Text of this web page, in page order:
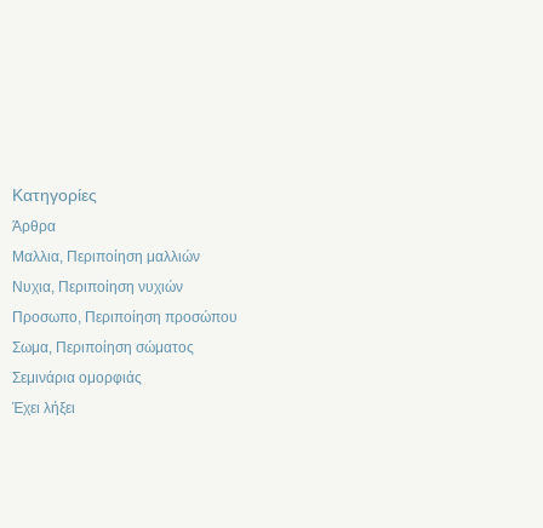
Kατηγορίες
Άρθρα
Μαλλια, Περιποίηση μαλλιών
Νυχια, Περιποίηση νυχιών
Προσωπο, Περιποίηση προσώπου
Σωμα, Περιποίηση σώματος
Σεμινάρια ομορφιάς
Έχει λήξει